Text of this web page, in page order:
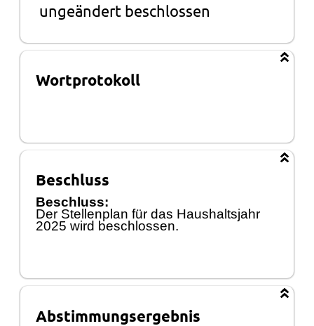
ungeändert beschlossen
Wortprotokoll
Beschluss
Beschluss:
Der Stellenplan für das Haushaltsjahr
2025 wird beschlossen.
Abstimmungsergebnis